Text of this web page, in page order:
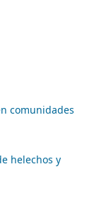
comunidades
helechos y